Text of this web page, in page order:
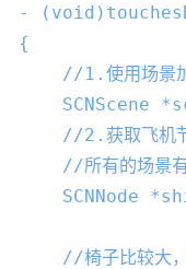
- ( void
{
//1.使用场景
SCNScene
//2.获取飞机节
//所有的场景
SCNNode
//椅子比较大